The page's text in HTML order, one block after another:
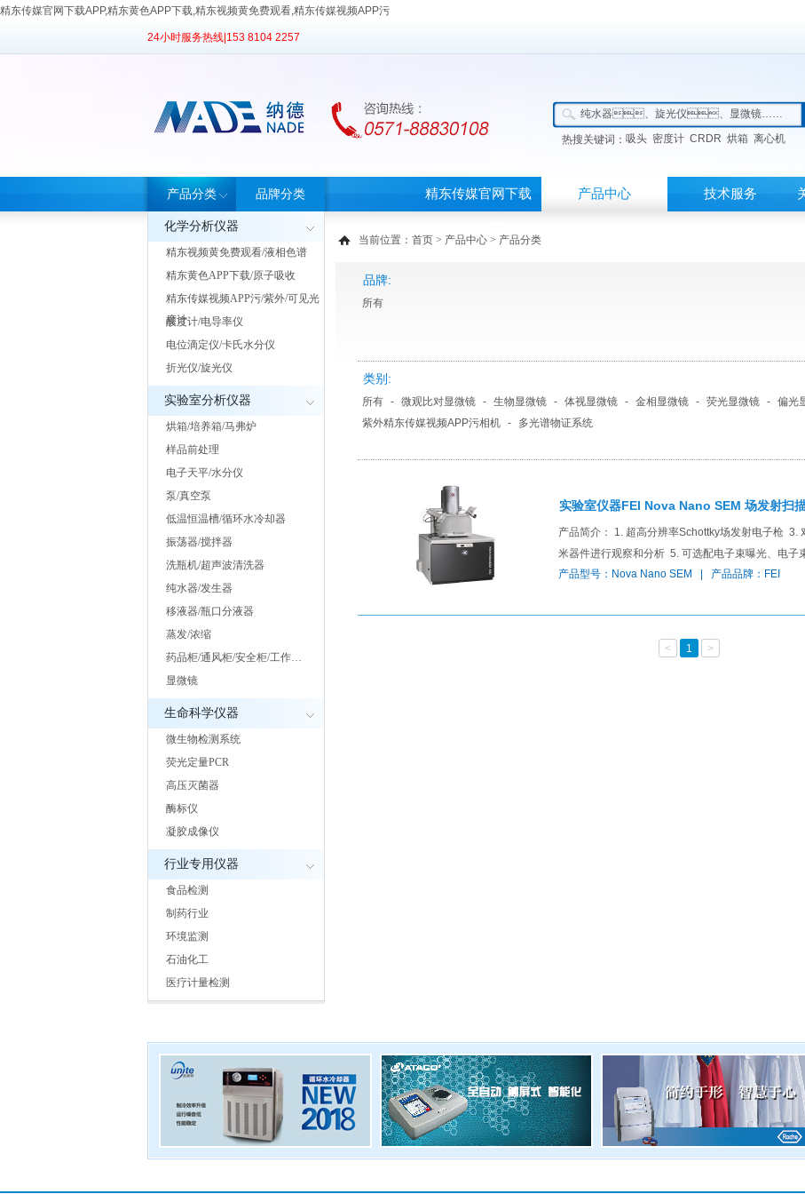
精东传媒官网下载APP,精东黄色APP下载,精东视频黄免费观看,精东传媒视频APP污
24小时服务热线| 153 8104 2257
热搜关键词： 吸头 密度计 CRDR 烘箱 离心机
产品分类
化学分析仪器
精东视频黄免费观看/液相色谱
精东黄色APP下载/原子吸收
精东传媒视频APP污/紫外/可见光
度计
酸度计/电导率仪
电位滴定仪/卡氏水分仪
折光仪/旋光仪
实验室分析仪器
烘箱/培养箱/马弗炉
样品前处理
电子天平/水分仪
泵/真空泵
低温恒温槽/循环水冷却器
振荡器/搅拌器
洗瓶机/超声波清洗器
纯水器/发生器
移液器/瓶口分液器
蒸发/浓缩
药品柜/通风柜/安全柜/工作…
显微镜
生命科学仪器
微生物检测系统
荧光定量PCR
高压灭菌器
酶标仪
凝胶成像仪
行业专用仪器
食品检测
制药行业
环境监测
石油化工
医疗计量检测
品牌分类 精东传媒官网下载 产品中心 技术服务
当前位置： 首页 > 产品中心 > 产品分类
品牌:
所有
类别:
所有 - 微观比对显微镜 - 生物显微镜 - 体视显微镜 - 金相显微镜 - 荧光显微镜 - 偏光
紫外精东传媒视频APP污相机 -
多光谱物证系统
实验室仪器FEI Nova Nano SEM 场发射扫
产品简介： 1. 超高分辨率Schottky场发射电子枪
米器件进行观察和分析 5. 可选配电子束曝光、电
产品型号：Nova Nano SEM | 产品品牌：FEI
< 1 >